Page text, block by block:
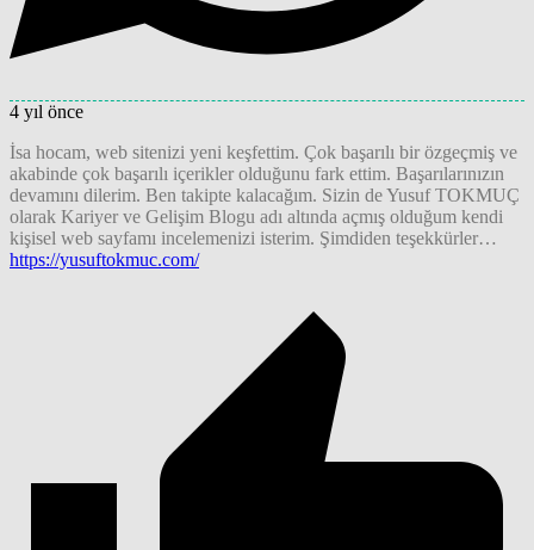
4 yıl önce
İsa hocam, web sitenizi yeni keşfettim. Çok başarılı bir özgeçmiş ve
akabinde çok başarılı içerikler olduğunu fark ettim. Başarılarınızın
devamını dilerim. Ben takipte kalacağım. Sizin de Yusuf TOKMUÇ
olarak Kariyer ve Gelişim Blogu adı altında açmış olduğum kendi
kişisel web sayfamı incelemenizi isterim. Şimdiden teşekkürler…
https://yusuftokmuc.com/